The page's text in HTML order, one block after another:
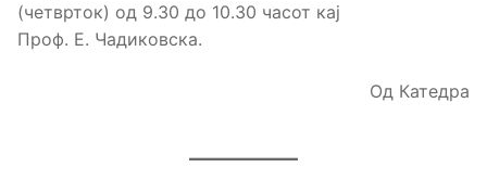
(четврток) од 9.30 до 10.30 часот кај
Проф. Е. Чадиковска.
Од Катедра